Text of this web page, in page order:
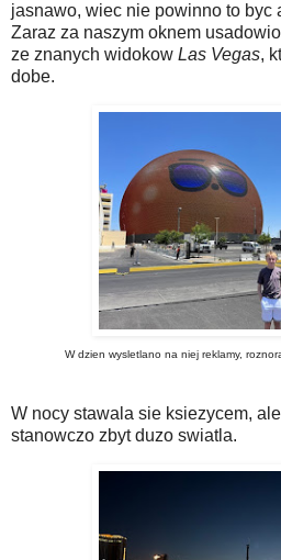
jasnawo, wiec nie powinno to byc
Zaraz za naszym oknem
ze znanych widokow Las Vegas,
dobe.
W dzien wysletlano na niej reklamy,
W nocy stawala sie ksiezycem,
stanowczo zbyt duzo swiatla.